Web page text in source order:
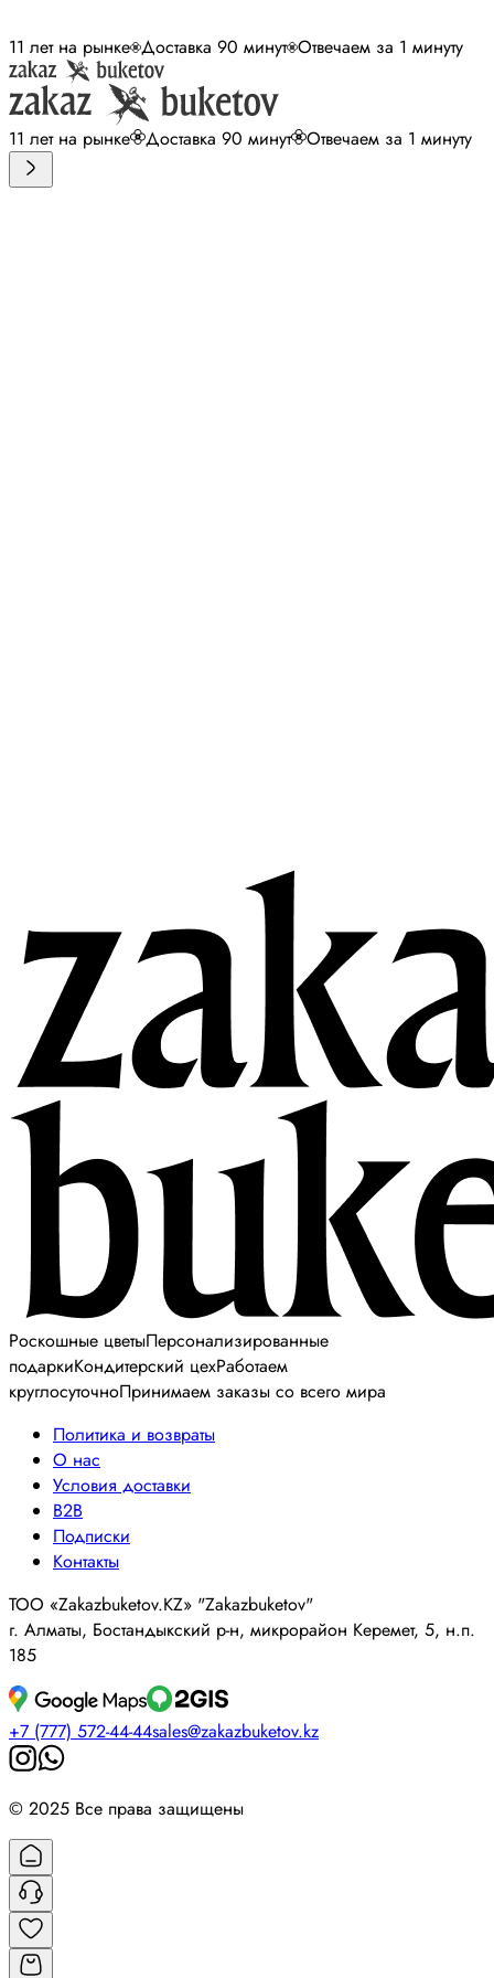
11 лет на рынке Доставка 90 минут Отвечаем за 1 минуту
11 лет на рынке Доставка 90 минут Отвечаем за 1 минуту
Роскошные цветыПерсонализированные
подаркиКондитерский цехРаботаем
круглосуточноПринимаем заказы со всего мира
Политика и возвраты
О нас
Условия доставки
B2B
Подписки
Контакты
ТОО «Zakazbuketov.KZ» "Zakazbuketov"
г. Алматы, Бостандыкский р-н, микрорайон Керемет, 5, н.п.
185
+7 (777) 572-44-44sales@zakazbuketov.kz
© 2025 Все права защищены